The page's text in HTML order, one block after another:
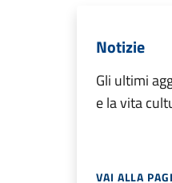
Notizie
Gli ultimi
e la vita
VAI ALLA